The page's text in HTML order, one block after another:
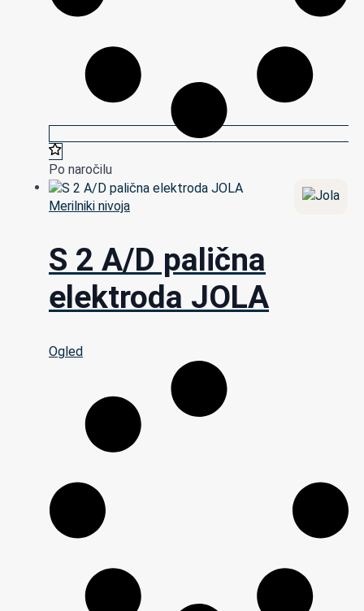
Po naročilu
Merilniki nivoja
S 2 A/D palična
elektroda JOLA
Ogled